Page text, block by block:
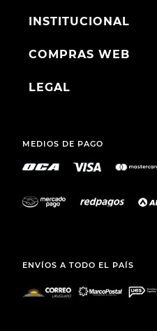
INSTITUCIONAL
COMPRAS WEB
LEGAL
MEDIOS DE PAGO
ENVÍOS A TODO EL PAÍS